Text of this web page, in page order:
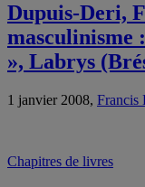
Dupuis-Deri,
masculinisme
», Labrys
1 janvier 2008, Francis
Chapitres de livres